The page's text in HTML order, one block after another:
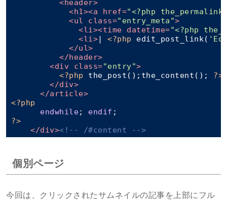
<header>
<h1><a href="<?php
<ul class="entry_meta">
<li><time datetime="<?php
<li>| <?php edit_post_link(
</ul>
</header>
<div class="entry">
<?php the_post();the_content(); ?>
</div>
</article>
<?php
endwhile; endif
?>
</div><!-- /#content -->
個別ページ
今回は、クリックされたサムネイルの記事を上部にフル